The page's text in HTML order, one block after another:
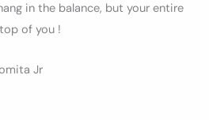
in the balance, but your entire
of you !
Jr